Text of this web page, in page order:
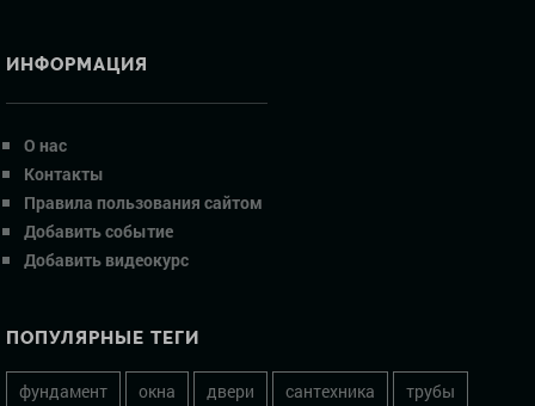
ИНФОРМАЦИЯ
О нас
Контакты
Правила пользования сайтом
Добавить событие
Добавить видеокурс
ПОПУЛЯРНЫЕ ТЕГИ
фундамент окна двери сантехника трубы